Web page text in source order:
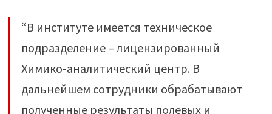
“В институте имеется техническое
подразделение – лицензированный
Химико-аналитический центр. В
дальнейшем сотрудники обрабатывают
полученные результаты полевых и